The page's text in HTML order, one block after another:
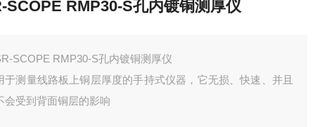
SCOPE RMP30-S孔内镀铜测厚仪
SCOPE RMP30-S孔内镀铜测厚仪
于测量线路板上铜层厚度的手持式仪器，它无损、快速、并且
会受到背面铜层的影响